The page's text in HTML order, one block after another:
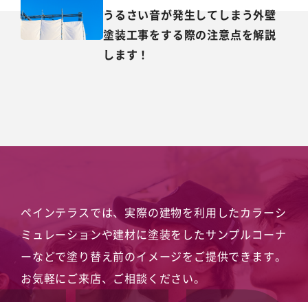
うるさい音が発生してしまう外壁
塗装工事をする際の注意点を解説
します！
ペインテラスでは、実際の建物を利用したカラーシ
ミュレーションや建材に塗装をしたサンプルコーナ
ーなどで塗り替え前のイメージをご提供できます。
お気軽にご来店、ご相談ください。